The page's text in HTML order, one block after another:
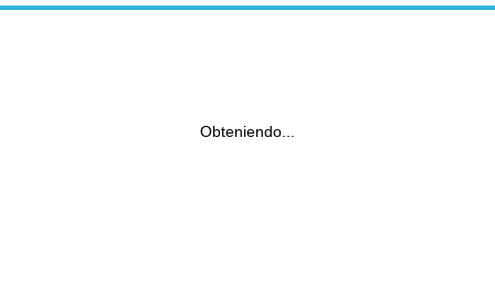
Obteniendo...